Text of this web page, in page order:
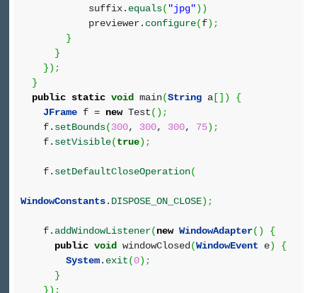
suffix. equals( "jpg") )
previewer. configure(f) ;
}
}
}) ;
}
public static void main(String a [] )
{
JFrame f = newTest( ) ;
f. setBounds(300, 300, 300, 75) ;
f. setVisible(true) ;
f. setDefaultCloseOperation(
WindowConstants. DISPOSE_ON_CLOSE) ;
f. addWindowListener(new WindowAdapter( )
{
public void windowClosed (WindowEvent e)
{
System. exit(0) ;
}
}) ;